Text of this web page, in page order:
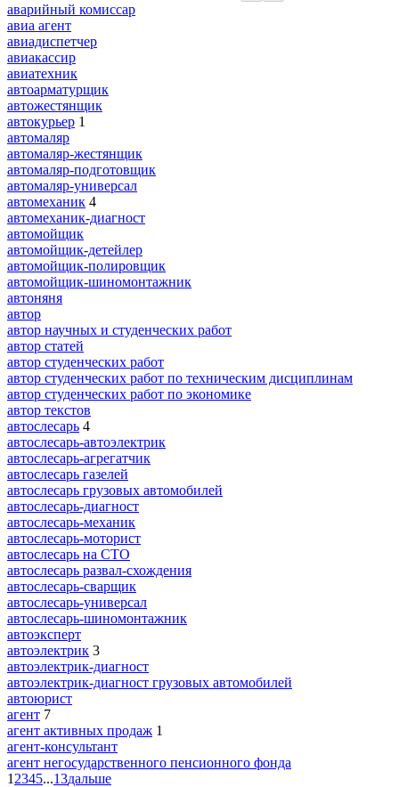
аварийный комиссар
авиа агент
авиадиспетчер
авиакассир
авиатехник
автоарматурщик
автожестянщик
автокурьер 1
автомаляр
автомаляр-жестянщик
автомаляр-подготовщик
автомаляр-универсал
автомеханик 4
автомеханик-диагност
автомойщик
автомойщик-детейлер
автомойщик-полировщик
автомойщик-шиномонтажник
автоняня
автор
автор научных и студенческих работ
автор статей
автор студенческих работ
автор студенческих работ по техническим дисциплинам
автор студенческих работ по экономике
автор текстов
автослесарь 4
автослесарь-автоэлектрик
автослесарь-агрегатчик
автослесарь газелей
автослесарь грузовых автомобилей
автослесарь-диагност
автослесарь-механик
автослесарь-моторист
автослесарь на СТО
автослесарь развал-схождения
автослесарь-сварщик
автослесарь-универсал
автослесарь-шиномонтажник
автоэксперт
автоэлектрик 3
автоэлектрик-диагност
автоэлектрик-диагност грузовых автомобилей
автоюрист
агент 7
агент активных продаж 1
агент-консультант
агент негосударственного пенсионного фонда
1 2345...13дальше